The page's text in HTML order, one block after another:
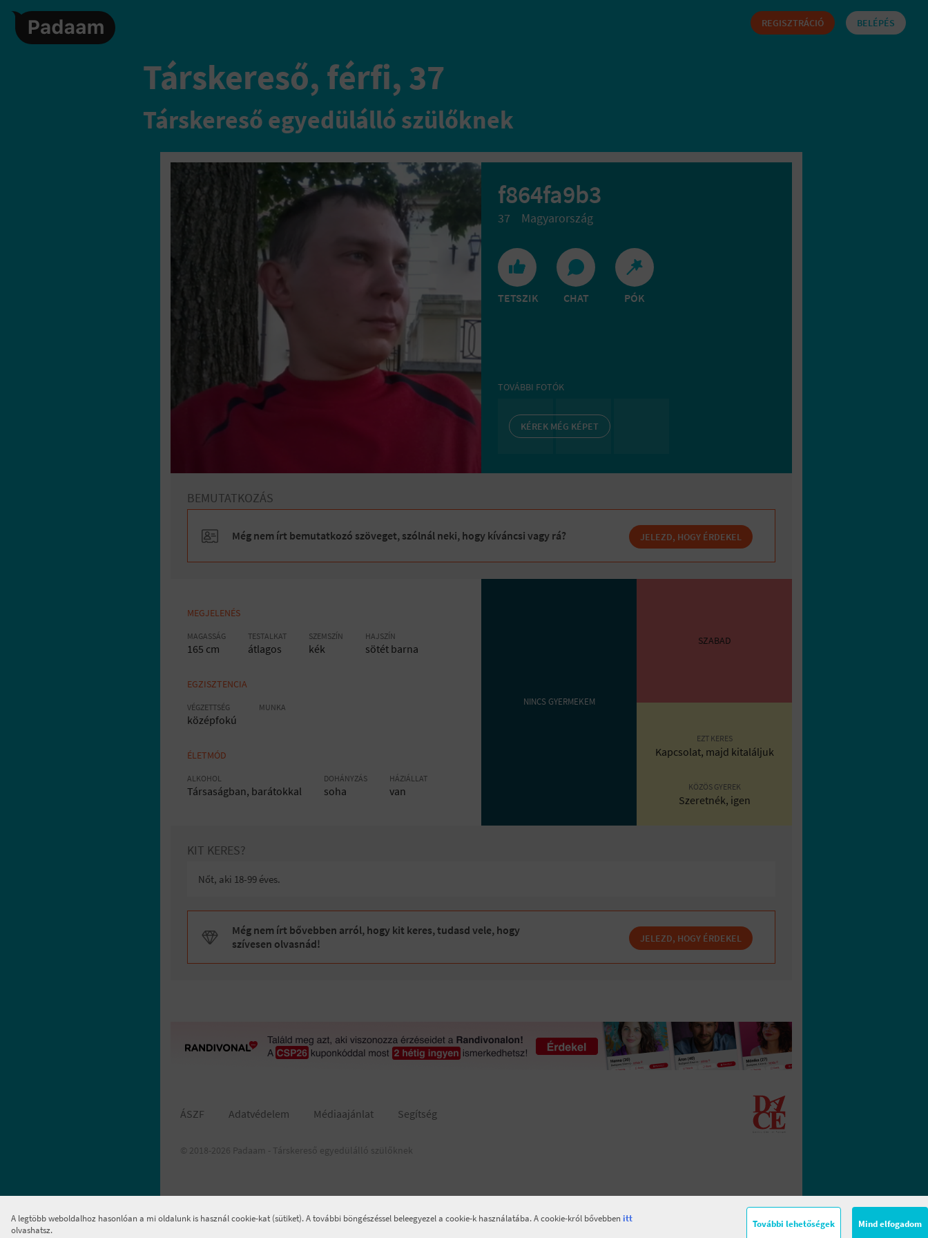
BELÉPÉS
REGISZTRÁCIÓ
Társkereső, férfi, 37
Társkereső egyedülálló szülőknek
f864fa9b3
37 Magyarország
TETSZIK CHAT PÓK
TOVÁBBI FOTÓK
KÉREK MÉG KÉPET
BEMUTATKOZÁS
Még nem írt bemutatkozó szöveget, szólnál neki, hogy kíváncsi vagy rá? JELEZD, HOGY ÉRDEKEL
MEGJELENÉS
MAGASSÁG
165 cm
TESTALKAT
átlagos
SZEMSZÍN
kék
HAJSZÍN
sötét barna
EGZISZTENCIA
VÉGZETTSÉG
középfokú
MUNKA
ÉLETMÓD
ALKOHOL
Társaságban, barátokkal
DOHÁNYZÁS
soha
HÁZIÁLLAT
van
NINCS GYERMEKEM
SZABAD
EZT KERES
Kapcsolat, majd kitaláljuk
KÖZÖS GYEREK
Szeretnék, igen
KIT KERES?
Nőt, aki 18-99 éves.
Még nem írt bővebben arról, hogy kit keres, tudasd vele, hogy
szívesen olvasnád!
JELEZD, HOGY ÉRDEKEL
ÁSZF Adatvédelem Médiaajánlat Segítség
© 2018-2026 Padaam - Társkereső egyedülálló szülőknek
A legtöbb weboldalhoz hasonlóan a mi oldalunk is használ cookie-kat (sütiket). A további böngészéssel beleegyezel a cookie-k használatába. A cookie-król bővebben itt
olvashatsz.
További lehetőségek Mind elfogadom